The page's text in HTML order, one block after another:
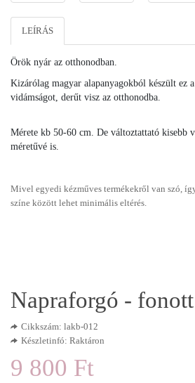
LEÍRÁS
Örök nyár az otthonodban.
Kizárólag magyar alapanyagokból készült ez
vidámságot, derűt visz az otthonodba.
Mérete kb 50-60 cm. De változtattató kisebb
méretűvé is.
Mivel egyedi kézműves termékekről van szó,
színe között lehet minimális eltérés.
Napraforgó -
Cikkszám: lakb-012
Készletinfó: Raktáron
9 800 Ft